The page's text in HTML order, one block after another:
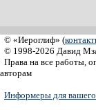
© «Иероглиф» (
© 1998-2026 Давид
Права на все работы,
авторам
Информеры для вашего